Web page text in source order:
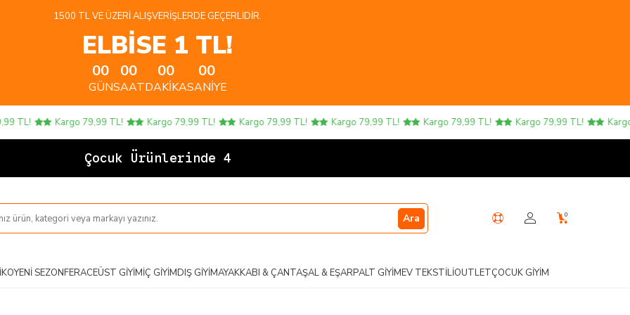
1500 TL VE ÜZERI ALIŞVERIŞLERDE GEÇERLIDIR.
ELBİSE 1 TL!
00
GÜN
00
SAAT
00
DAKIKA
00
SANIYE
Kargo 79,99 TL! Kargo 79,99 TL! Kargo 79,99 TL! Kargo 79,99 TL! Kargo 79,99 TL! Kargo 79,99 TL! Kargo
Çocuk Ürünlerinde 4 AL 3
Ara 0
YENI SEZONFERACEÜST GIYIMİÇ GIYIMDIŞ GIYIMAYAKKABI & ÇANTAŞAL & EŞARPALT GIYIMEV TEKSTILIOUTLETÇOCUK GIYIM